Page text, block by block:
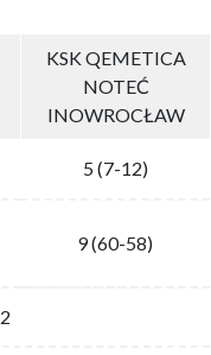
KSK QEMETICA
NOTEĆ
INOWROCŁAW
5 (7-12)
9 (60-58)
2